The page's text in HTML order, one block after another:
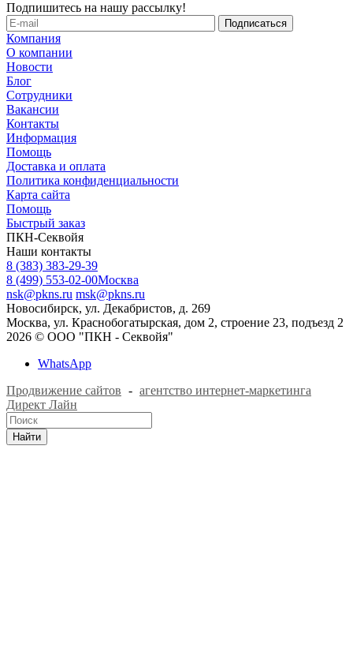
Подпишитесь на нашу рассылку!
Компания
О компании
Новости
Блог
Сотрудники
Вакансии
Контакты
Информация
Помощь
Доставка и оплата
Политика конфиденциальности
Карта сайта
Помощь
Быстрый заказ
ПКН-Секвойя
Наши контакты
8 (383) 383-29-39
8 (499) 553-02-00Москва
nsk@pkns.ru msk@pkns.ru
Новосибирск, ул. Декабристов, д. 269
Москва, ул. Краснобогатырская, дом 2, строение 23, подъезд 2
2026 © ООО "ПКН - Секвойя"
WhatsApp
Продвижение сайтов - агентство интернет-маркетинга
Директ Лайн
Найти